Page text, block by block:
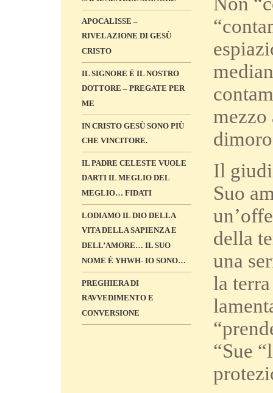
APOCALISSE –
RIVELAZIONE DI GESÙ
CRISTO
IL SIGNORE É IL NOSTRO
DOTTORE – PREGATE PER
ME
IN CRISTO GESÙ SONO PIÙ
CHE VINCITORE.
IL PADRE CELESTE VUOLE
DARTI IL MEGLIO DEL
MEGLIO… FIDATI
LODIAMO IL DIO DELLA
VITA DELLA SAPIENZA E
DELL’AMORE… IL SUO
NOME È YHWH- IO SONO…
PREGHIERA DI
RAVVEDIMENTO E
CONVERSIONE
Il
Suo
della
una
la
“Sue